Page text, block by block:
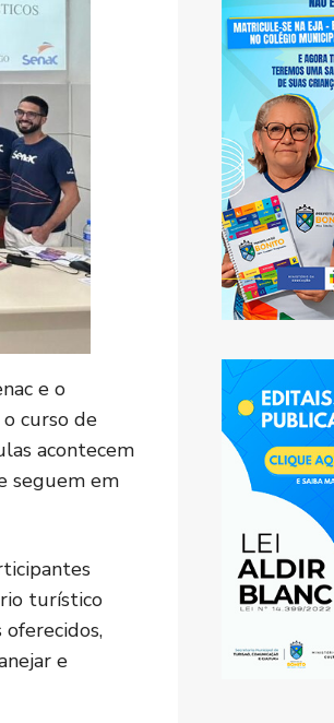
e o
curso de
acontecem
seguem em
turístico
e